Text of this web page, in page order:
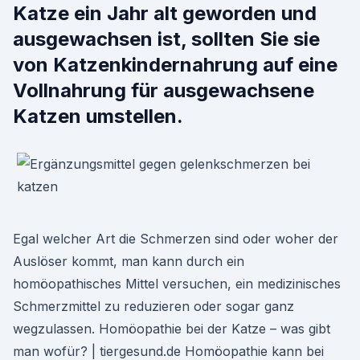
Katze ein Jahr alt geworden und
ausgewachsen ist, sollten Sie sie
von Katzenkindernahrung auf eine
Vollnahrung für ausgewachsene
Katzen umstellen.
Egal welcher Art die Schmerzen sind oder woher der
Auslöser kommt, man kann durch ein
homöopathisches Mittel versuchen, ein medizinisches
Schmerzmittel zu reduzieren oder sogar ganz
wegzulassen. Homöopathie bei der Katze – was gibt
man wofür? | tiergesund.de Homöopathie kann bei